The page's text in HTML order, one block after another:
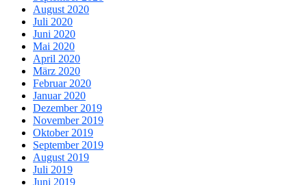
August 2020
Juli 2020
Juni 2020
Mai 2020
April 2020
März 2020
Februar 2020
Januar 2020
Dezember 2019
November 2019
Oktober 2019
September 2019
August 2019
Juli 2019
Juni 2019